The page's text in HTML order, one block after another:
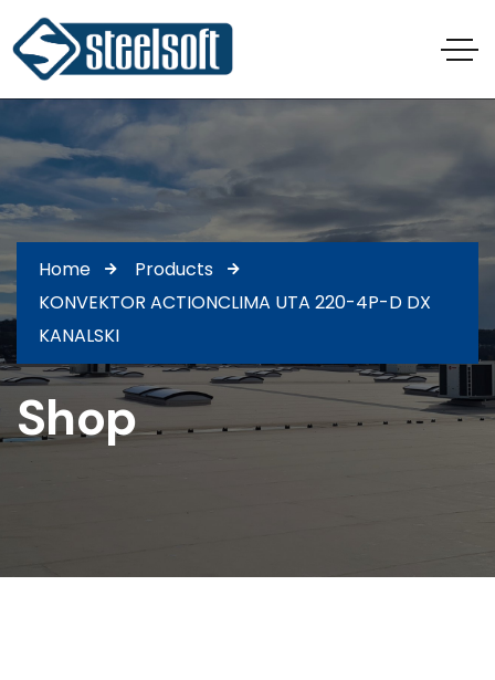
Home
Products
KONVEKTOR ACTIONCLIMA UTA 220-4P-D DX
KANALSKI
Shop